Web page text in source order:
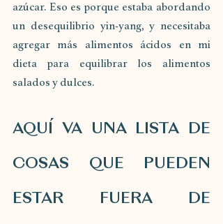
azúcar. Eso es porque estaba abordando
un desequilibrio yin-yang, y necesitaba
agregar más alimentos ácidos en mi
dieta para equilibrar los alimentos
salados y dulces.
AQUÍ VA UNA LISTA DE
COSAS QUE PUEDEN
ESTAR FUERA DE